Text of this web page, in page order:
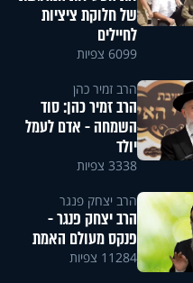
של חלוקת ציציות
לחיילים
6099 צפיות
הרב זמיר כהן
הרב זמיר כהן: סוד
השמחה - אדם לעמל
יולד
3338 צפיות
הרב יצחק פנגר
הרב יצחק פנגר -
פנקס מעולם האמת
11284 צפיות